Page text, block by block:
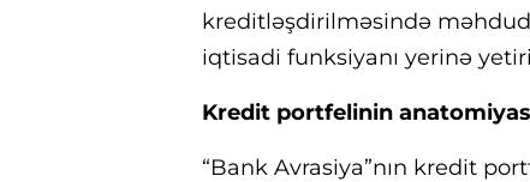
kreditləşdirilməsində
iqtisadi funksiyanı yerinə
Kredit portfelinin
“Bank Avrasiya”nın kredit